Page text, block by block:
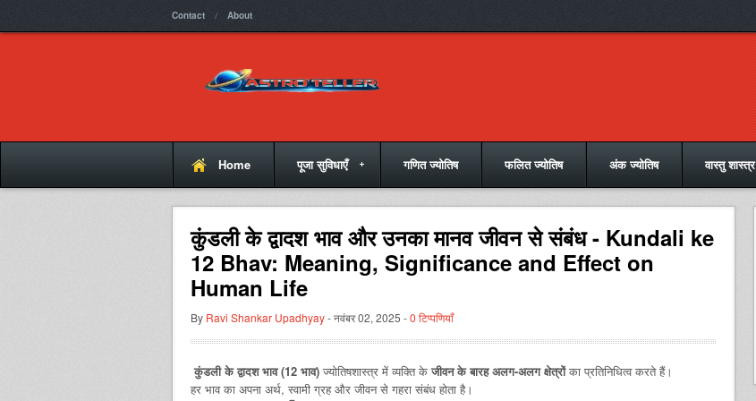
Contact About
Home पूजा सुविधाएँ गणित ज्योतिष फलित ज्योतिष अंक ज्योतिष वास्तु शास्त्र
कुंडली के द्वादश भाव और उनका मानव जीवन से संबंध - Kundali ke
12 Bhav: Meaning, Significance and Effect on
Human Life
By Ravi Shankar Upadhyay- नवंबर 02, 2025 -0 टिप्पणियाँ
कुंडली के द्वादश भाव (12 भाव) ज्योतिषशास्त्र में व्यक्ति के जीवन के बारह अलग-अलग क्षेत्रोंका प्रतिनिधित्व करते हैं।
हर भाव का अपना अर्थ, स्वामी ग्रह और जीवन से गहरा संबंध होता है।